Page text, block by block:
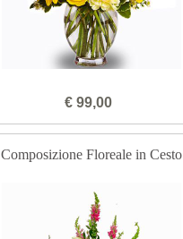
€ 99,00
Composizione Floreale in Cesto